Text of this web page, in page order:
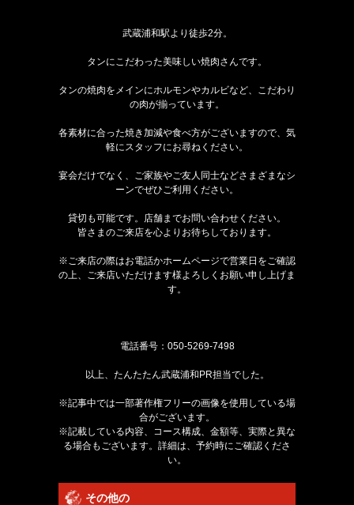
武蔵浦和駅より徒歩2分。
タンにこだわった美味しい焼肉さんです。
タンの焼肉をメインにホルモンやカルビなど、こだわり
の肉が揃っています。
各素材に合った焼き加減や食べ方がございますので、気
軽にスタッフにお尋ねください。
宴会だけでなく、ご家族やご友人同士などさまざまなシ
ーンでぜひご利用ください。
貸切も可能です。店舗までお問い合わせください。
皆さまのご来店を心よりお待ちしております。
※ご来店の際はお電話かホームページで営業日をご確認
の上、ご来店いただけます様よろしくお願い申し上げま
す。
電話番号： 050-5269-7498
以上、たんたたん武蔵浦和PR担当でした。
※記事中では一部著作権フリーの画像を使用している場
合がございます。
※記載している内容、コース構成、金額等、実際と異な
る場合もございます。詳細は、予約時にご確認くださ
い。
その他の